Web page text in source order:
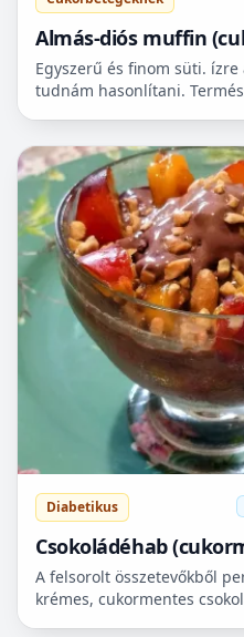
Almás-diós muffin
Egyszerű és finom süti.
tudnám hasonlítani.
Diabetikus
Csokoládéhab
A felsorolt összetevőkből
krémes, cukormentes